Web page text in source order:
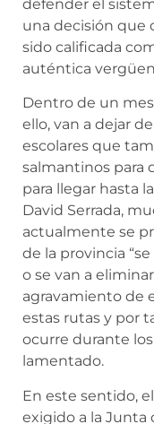
defender el
una decisión que
sido calificada
auténtica
Dentro de un
ello, van a dejar
escolares que
salmantinos para
para llegar hasta
David Serrada,
actualmente se
de la provincia
o se van a
agravamiento de
estas rutas y por
ocurre durante
lamentado.
En este sentido,
exigido a la Junta